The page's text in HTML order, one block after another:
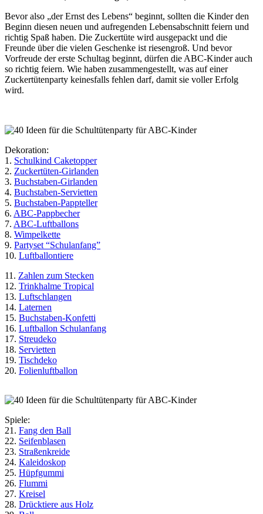
Bevor also „der Ernst des Lebens“ beginnt, sollten die Kinder den
Beginn diesen neuen und aufregenden Lebensabschnitt feiern und
richtig Spaß haben. Die Zuckertüte wird ausgepackt und die
Freunde über die vielen Geschenke ist riesengroß. Und bevor
Vorfreude der erste Schultag beginnt, dürfen die ABC-Kinder auch
so richtig feiern. Wie haben zusammengestellt, was auf einer
Zuckertütenparty keinesfalls fehlen darf, damit sie voller Erfolg
wird.
Dekoration:
1. Schulkind Caketopper
2. Zuckertüten-Girlanden
3. Buchstaben-Girlanden
4. Buchstaben-Servietten
5. Buchstaben-Pappteller
6. ABC-Pappbecher
7. ABC-Luftballons
8. Wimpelkette
9. Partyset “Schulanfang”
10. Luftballontiere
11. Zahlen zum Stecken
12. Trinkhalme Tropical
13. Luftschlangen
14. Laternen
15. Buchstaben-Konfetti
16. Luftballon Schulanfang
17. Streudeko
18. Servietten
19. Tischdeko
20. Folienluftballon
Spiele:
21. Fang den Ball
22. Seifenblasen
23. Straßenkreide
24. Kaleidoskop
25. Hüpfgummi
26. Flummi
27. Kreisel
28. Drücktiere aus Holz